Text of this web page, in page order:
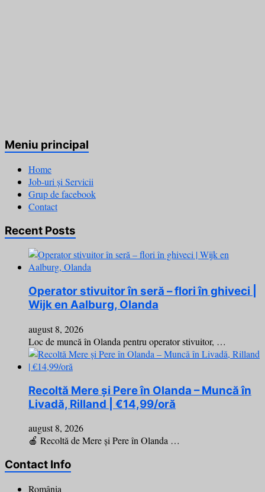
Meniu principal
Home
Job-uri și Servicii
Grup de facebook
Contact
Recent Posts
Operator stivuitor în seră – flori în ghiveci |
Wijk en Aalburg, Olanda
august 8, 2026
Loc de muncă în Olanda pentru operator stivuitor, …
Recoltă Mere și Pere în Olanda – Muncă în
Livadă, Rilland | €14,99/oră
august 8, 2026
🍎 Recoltă de Mere și Pere în Olanda …
Contact Info
România